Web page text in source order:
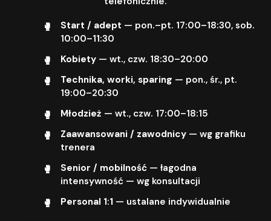
Start / adept — pon.–pt. 17:00–18:30, sob.
10:00–11:30
Kobiety— wt., czw. 18:30–20:00
Technika, worki, sparing — pon., śr., pt.
19:00–20:30
Młodzież — wt., czw. 17:00–18:15
Zaawansowani / zawodnicy— wg grafiku
trenera
Senior / mobilność— łagodna
intensywność — wg konsultacji
Personal 1:1 — ustalane indywidualnie